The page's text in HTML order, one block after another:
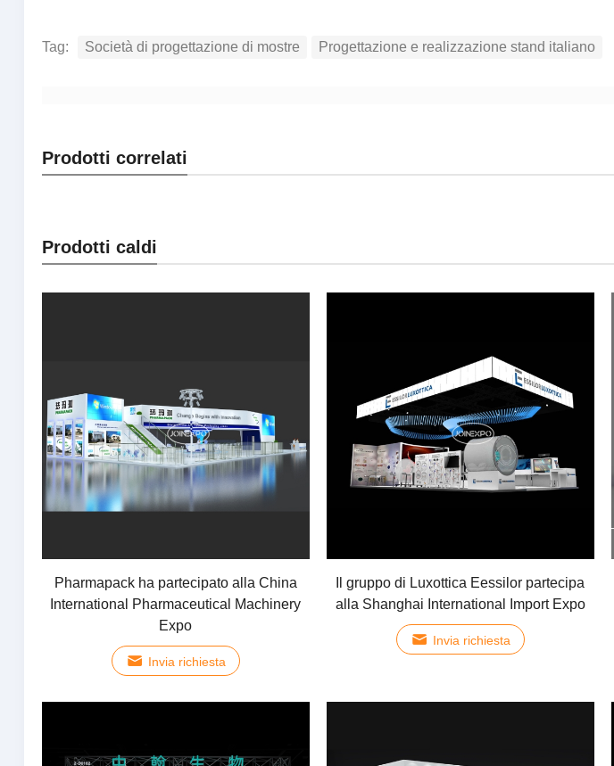
Tag: Società di progettazione di mostre Progettazione e realizzazione stand italiano
Prodotti correlati
Prodotti caldi
Pharmapack ha partecipato alla China
International Pharmaceutical Machinery
Expo
Invia richiesta
Il gruppo di Luxottica Eessilor partecipa
alla Shanghai International Import Expo
Invia richiesta